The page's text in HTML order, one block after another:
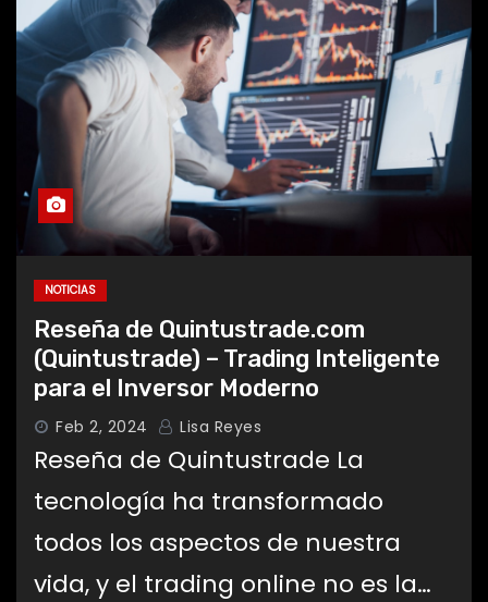
NOTICIAS
Reseña de Quintustrade.com
(Quintustrade) – Trading Inteligente
para el Inversor Moderno
Feb 2, 2024 Lisa Reyes
Reseña de Quintustrade La
tecnología ha transformado
todos los aspectos de nuestra
vida, y el trading online no es la…